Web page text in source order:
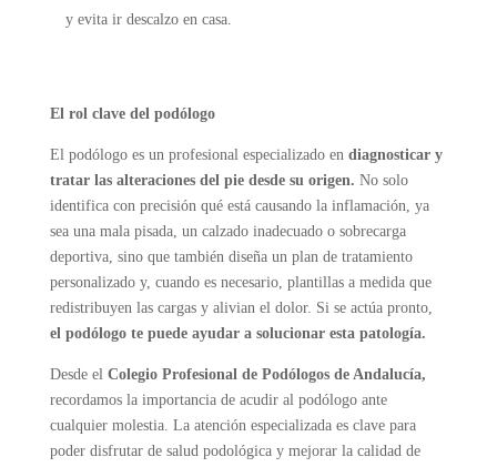
y evita ir descalzo en casa.
El rol clave del podólogo
El podólogo es un profesional especializado endiagnosticar y
tratar las alteraciones del pie desde su origen. No solo
identifica con precisión qué está causando la inflamación, ya
sea una mala pisada, un calzado inadecuado o sobrecarga
deportiva, sino que también diseña un plan de tratamiento
personalizado y, cuando es necesario, plantillas a medida que
redistribuyen las cargas y alivian el dolor. Si se actúa pronto,
el podólogo te puede ayudar a solucionar esta patología.
Desde elColegio Profesional de Podólogos de Andalucía,
recordamos la importancia de acudir al podólogo ante
cualquier molestia. La atención especializada es clave para
poder disfrutar de salud podológica y mejorar la calidad de